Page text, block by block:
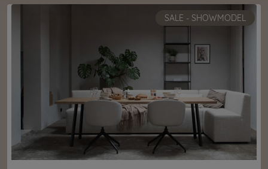
SALE - SHOWMODEL